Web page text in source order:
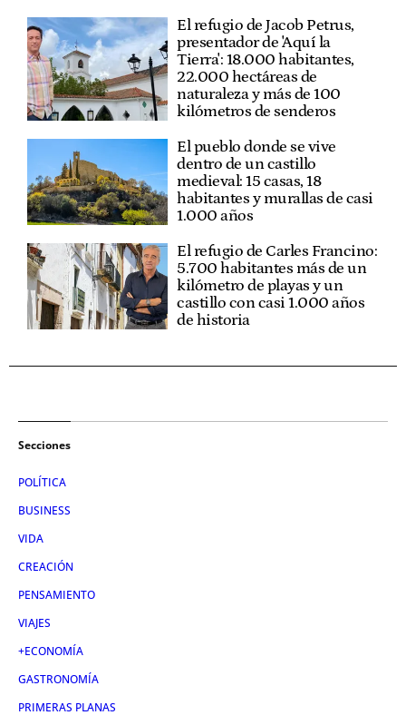
El refugio de Jacob Petrus,
presentador de 'Aquí la
Tierra': 18.000 habitantes,
22.000 hectáreas de
naturaleza y más de 100
kilómetros de senderos
El pueblo donde se vive
dentro de un castillo
medieval: 15 casas, 18
habitantes y murallas de casi
1.000 años
El refugio de Carles Francino:
5.700 habitantes más de un
kilómetro de playas y un
castillo con casi 1.000 años
de historia
Secciones
POLÍTICA
BUSINESS
VIDA
CREACIÓN
PENSAMIENTO
VIAJES
+ECONOMÍA
GASTRONOMÍA
PRIMERAS PLANAS